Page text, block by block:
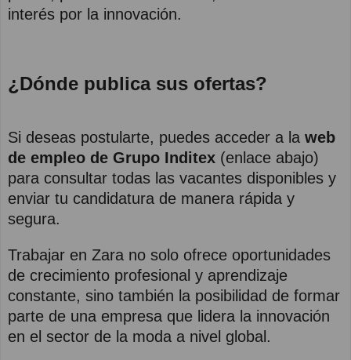
interés por la innovación.
¿Dónde publica sus ofertas?
Si deseas postularte, puedes acceder a la web
de empleo de Grupo Inditex (enlace abajo)
para consultar todas las vacantes disponibles y
enviar tu candidatura de manera rápida y
segura.
Trabajar en Zara no solo ofrece oportunidades
de crecimiento profesional y aprendizaje
constante, sino también la posibilidad de formar
parte de una empresa que lidera la innovación
en el sector de la moda a nivel global.